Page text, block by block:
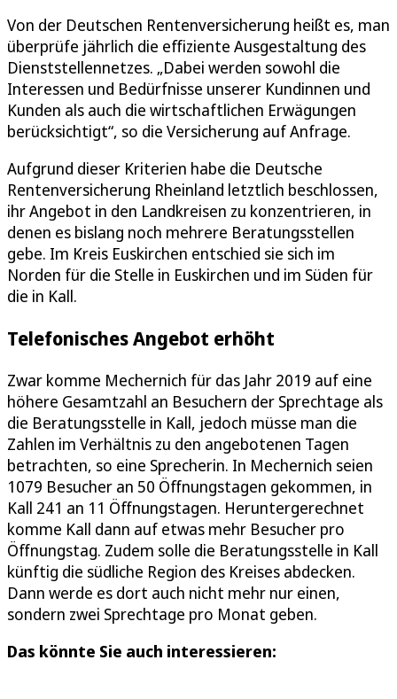
Von der Deutschen Rentenversicherung heißt es, man
überprüfe jährlich die effiziente Ausgestaltung des
Dienststellennetzes. „Dabei werden sowohl die
Interessen und Bedürfnisse unserer Kundinnen und
Kunden als auch die wirtschaftlichen Erwägungen
berücksichtigt“, so die Versicherung auf Anfrage.
Aufgrund dieser Kriterien habe die Deutsche
Rentenversicherung Rheinland letztlich beschlossen,
ihr Angebot in den Landkreisen zu konzentrieren, in
denen es bislang noch mehrere Beratungsstellen
gebe. Im Kreis Euskirchen entschied sie sich im
Norden für die Stelle in Euskirchen und im Süden für
die in Kall.
Telefonisches Angebot erhöht
Zwar komme Mechernich für das Jahr 2019 auf eine
höhere Gesamtzahl an Besuchern der Sprechtage als
die Beratungsstelle in Kall, jedoch müsse man die
Zahlen im Verhältnis zu den angebotenen Tagen
betrachten, so eine Sprecherin. In Mechernich seien
1079 Besucher an 50 Öffnungstagen gekommen, in
Kall 241 an 11 Öffnungstagen. Heruntergerechnet
komme Kall dann auf etwas mehr Besucher pro
Öffnungstag. Zudem solle die Beratungsstelle in Kall
künftig die südliche Region des Kreises abdecken.
Dann werde es dort auch nicht mehr nur einen,
sondern zwei Sprechtage pro Monat geben.
Das könnte Sie auch interessieren: